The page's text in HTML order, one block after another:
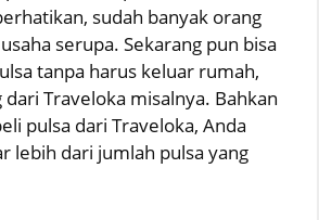
sudah banyak orang
serupa. Sekarang pun bisa
tanpa harus keluar rumah,
Traveloka misalnya. Bahkan
pulsa dari Traveloka, Anda
lebih dari jumlah pulsa yang